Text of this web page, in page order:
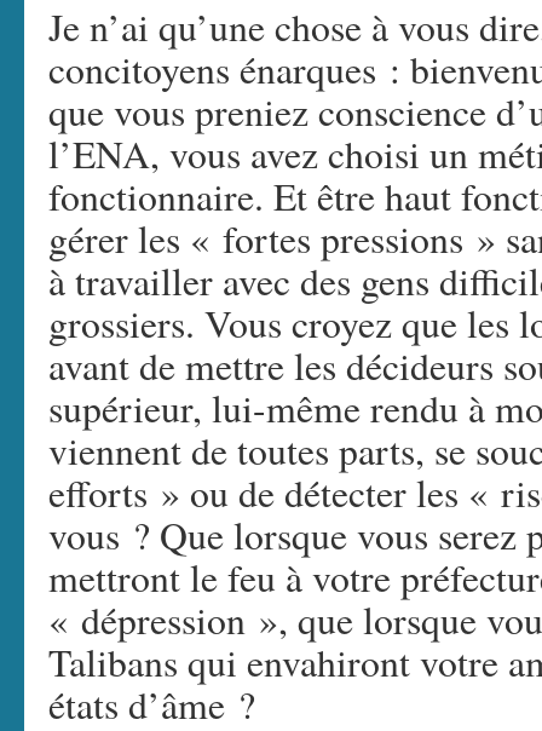
Je n’ai qu’une chose à vous
concitoyens énarques :
que vous preniez conscience
l’ENA, vous avez choisi un
fonctionnaire. Et être haut
gérer les « fortes pressions »
à travailler avec des gens
grossiers. Vous croyez que les
avant de mettre les décideurs
supérieur, lui-même rendu à
viennent de toutes parts, se
efforts » ou de détecter les «
vous ? Que lorsque vous
mettront le feu à votre
« dépression », que lorsque
Talibans qui envahiront votre
états d’âme ?